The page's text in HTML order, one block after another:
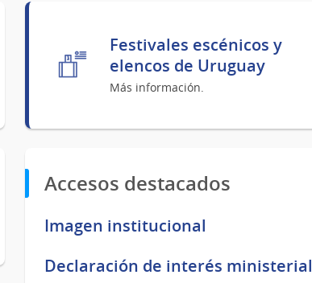
Festivales escénicos y
elencos de Uruguay
Más información.
Accesos destacados
Imagen institucional
Declaración de interés ministerial